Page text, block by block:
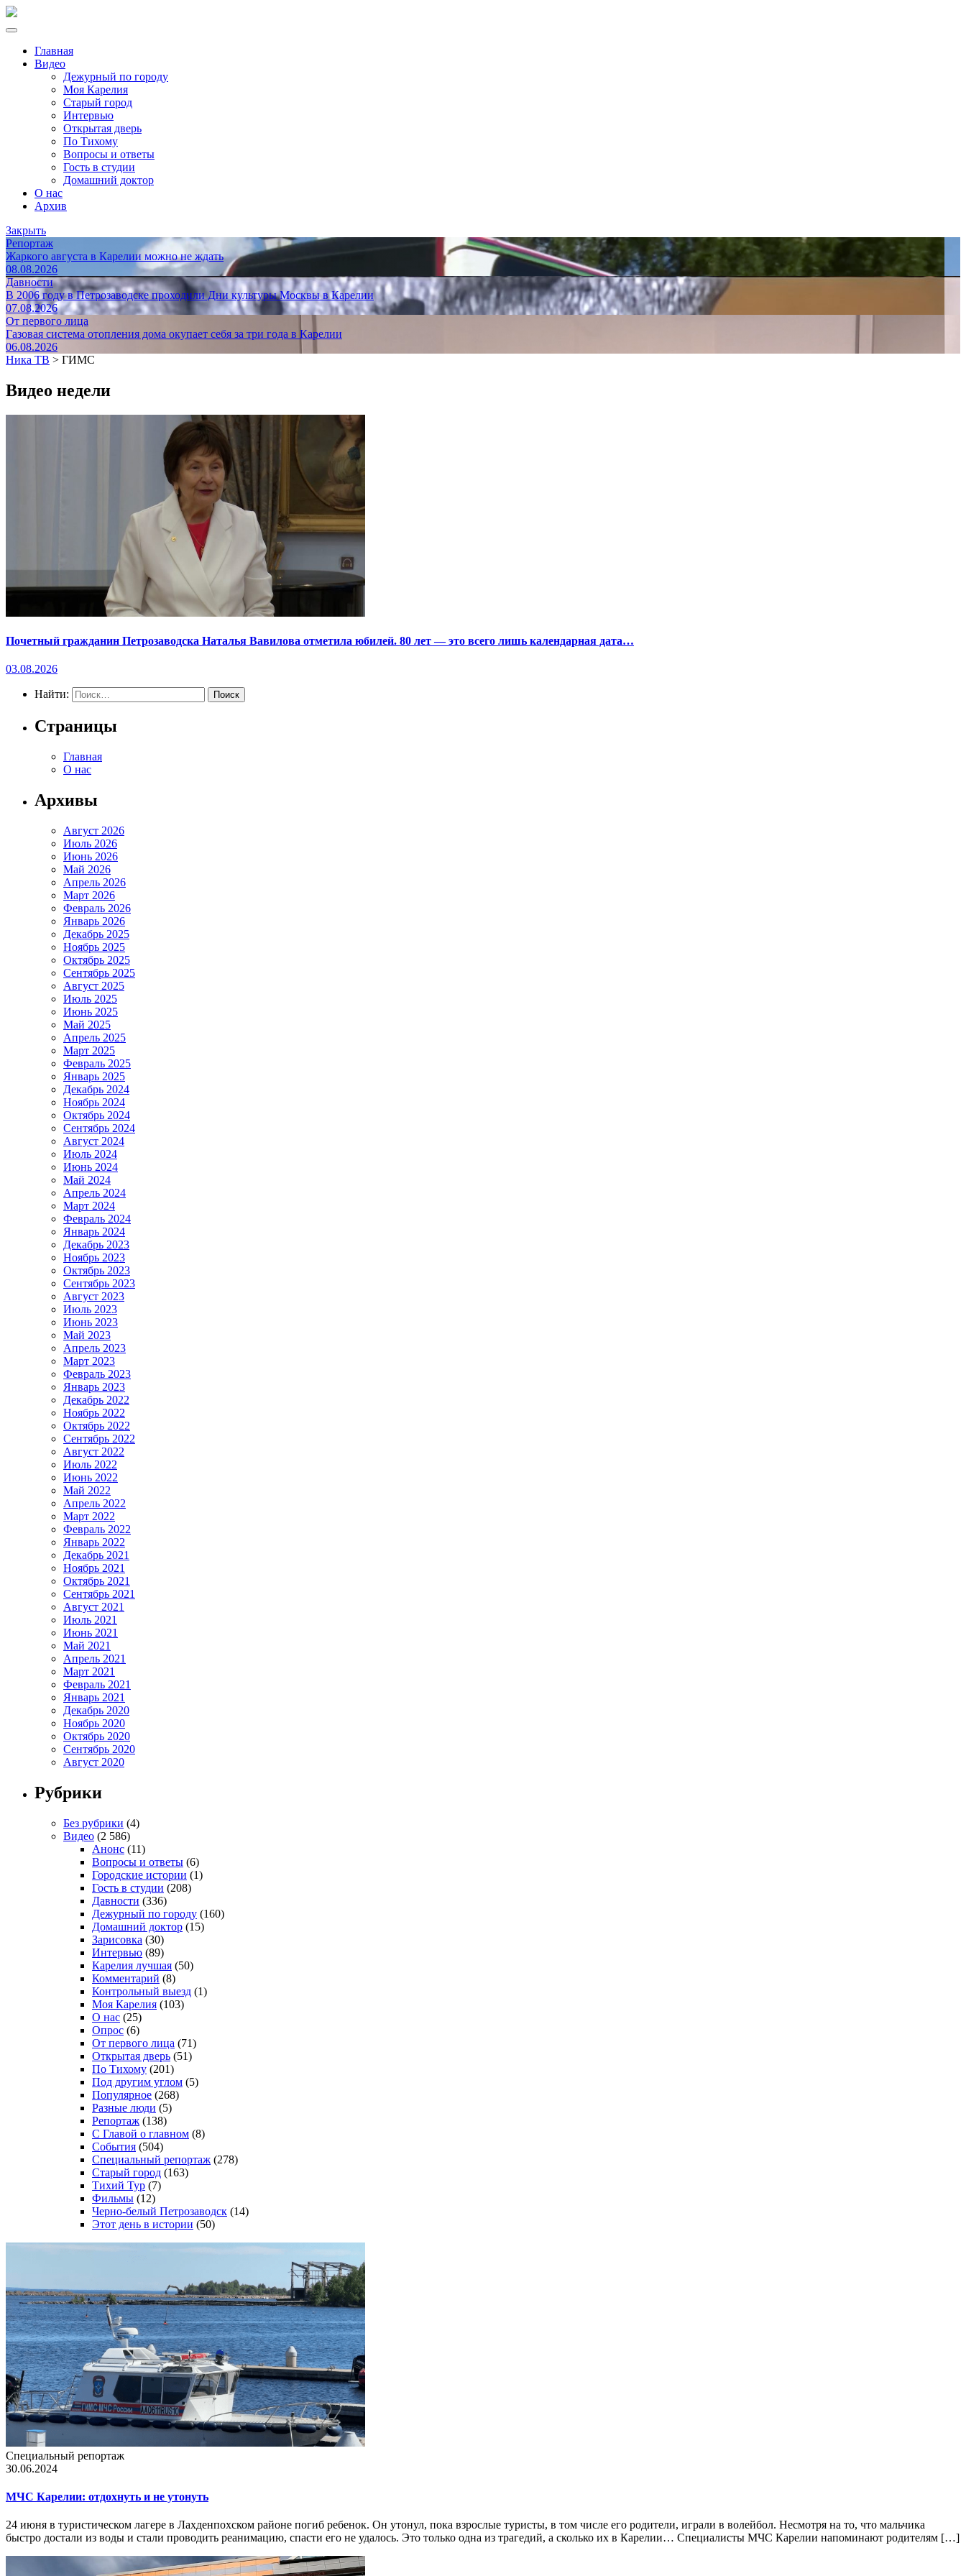
Главная
Видео
Дежурный по городу
Моя Карелия
Старый город
Интервью
Открытая дверь
По Тихому
Вопросы и ответы
Гость в студии
Домашний доктор
О нас
Архив
Закрыть
Репортаж
Жаркого августа в Карелии можно не ждать
08.08.2026
Давности
В 2006 году в Петрозаводске проходили Дни культуры Москвы в Карелии
07.08.2026
От первого лица
Газовая система отопления дома окупает себя за три года в Карелии
06.08.2026
Ника ТВ > ГИМС
Видео недели
Почетный гражданин Петрозаводска Наталья Вавилова отметила юбилей. 80 лет — это всего лишь календарная дата…
03.08.2026
Найти:
Страницы
Главная
О нас
Архивы
Август 2026
Июль 2026
Июнь 2026
Май 2026
Апрель 2026
Март 2026
Февраль 2026
Январь 2026
Декабрь 2025
Ноябрь 2025
Октябрь 2025
Сентябрь 2025
Август 2025
Июль 2025
Июнь 2025
Май 2025
Апрель 2025
Март 2025
Февраль 2025
Январь 2025
Декабрь 2024
Ноябрь 2024
Октябрь 2024
Сентябрь 2024
Август 2024
Июль 2024
Июнь 2024
Май 2024
Апрель 2024
Март 2024
Февраль 2024
Январь 2024
Декабрь 2023
Ноябрь 2023
Октябрь 2023
Сентябрь 2023
Август 2023
Июль 2023
Июнь 2023
Май 2023
Апрель 2023
Март 2023
Февраль 2023
Январь 2023
Декабрь 2022
Ноябрь 2022
Октябрь 2022
Сентябрь 2022
Август 2022
Июль 2022
Июнь 2022
Май 2022
Апрель 2022
Март 2022
Февраль 2022
Январь 2022
Декабрь 2021
Ноябрь 2021
Октябрь 2021
Сентябрь 2021
Август 2021
Июль 2021
Июнь 2021
Май 2021
Апрель 2021
Март 2021
Февраль 2021
Январь 2021
Декабрь 2020
Ноябрь 2020
Октябрь 2020
Сентябрь 2020
Август 2020
Рубрики
Без рубрики (4)
Видео (2 586)
Анонс (11)
Вопросы и ответы (6)
Городские истории (1)
Гость в студии (208)
Давности (336)
Дежурный по городу (160)
Домашний доктор (15)
Зарисовка (30)
Интервью (89)
Карелия лучшая (50)
Комментарий (8)
Контрольный выезд (1)
Моя Карелия (103)
О нас (25)
Опрос (6)
От первого лица (71)
Открытая дверь (51)
По Тихому (201)
Под другим углом (5)
Популярное (268)
Разные люди (5)
Репортаж (138)
С Главой о главном (8)
События (504)
Специальный репортаж (278)
Старый город (163)
Тихий Тур (7)
Фильмы (12)
Черно-белый Петрозаводск (14)
Этот день в истории (50)
Специальный репортаж
30.06.2024
МЧС Карелии: отдохнуть и не утонуть
24 июня в туристическом лагере в Лахденпохском районе погиб ребенок. Он утонул, пока взрослые туристы, в том числе его родители, играли в волейбол. Несмотря на то, что мальчика
быстро достали из воды и стали проводить реанимацию, спасти его не удалось. Это только одна из трагедий, а сколько их в Карелии… Специалисты МЧС Карелии напоминают родителям […]